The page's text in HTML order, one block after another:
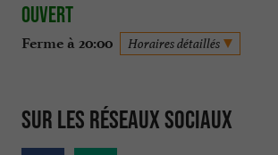
Ouvert
Ferme à 20:00 Horaires détaillés
Sur les réseaux sociaux